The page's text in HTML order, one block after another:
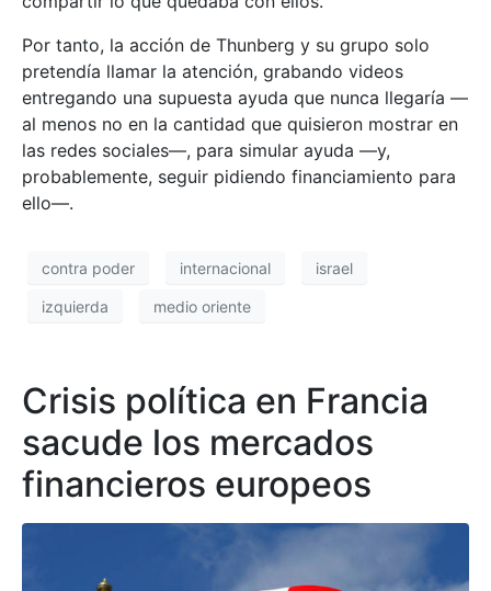
Por tanto, la acción de Thunberg y su grupo solo
pretendía llamar la atención, grabando videos
entregando una supuesta ayuda que nunca llegaría —
al menos no en la cantidad que quisieron mostrar en
las redes sociales—, para simular ayuda —y,
probablemente, seguir pidiendo financiamiento para
ello—.
contra poder internacional israel
izquierda medio oriente
Crisis política en Francia
sacude los mercados
financieros europeos